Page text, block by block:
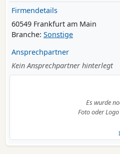
Firmendetails
60549 Frankfurt am Main
Branche: Sonstige
Ansprechpartner
Kein Ansprechpartner hinterlegt
Es wurde
Foto oder